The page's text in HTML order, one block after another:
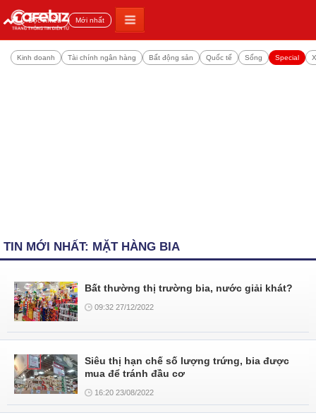
Đọc nhiều Mới nhất
Kinh doanh Tài chính ngân hàng Bất động sản Quốc tế Sống Special
TIN MỚI NHẤT: MẶT HÀNG BIA
Bất thường thị trường bia, nước giải khát?
09:32 27/12/2022
Siêu thị hạn chế số lượng trứng, bia được
mua để tránh đầu cơ
16:20 23/08/2022